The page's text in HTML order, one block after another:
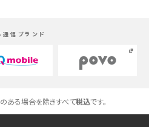
リット・デメリットを詳しく紹介
？すぐできる対処法や見直すポイントを解
通信ブランド
ある場合を除きすべて税込です。